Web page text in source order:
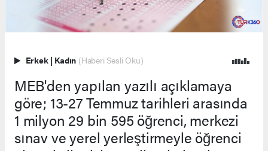
Erkek | Kadın (Haberi Sesli Oku)
MEB'den yapılan yazılı açıklamaya
göre; 13-27 Temmuz tarihleri arasında
1 milyon 29 bin 595 öğrenci, merkezi
sınav ve yerel yerleştirmeyle öğrenci